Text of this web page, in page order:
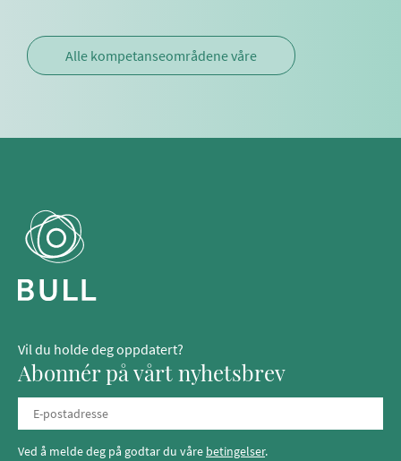
Alle kompetanseområdene våre
Vil du holde deg oppdatert?
Abonnér på vårt nyhetsbrev
Ved å melde deg på godtar du våre betingelser.